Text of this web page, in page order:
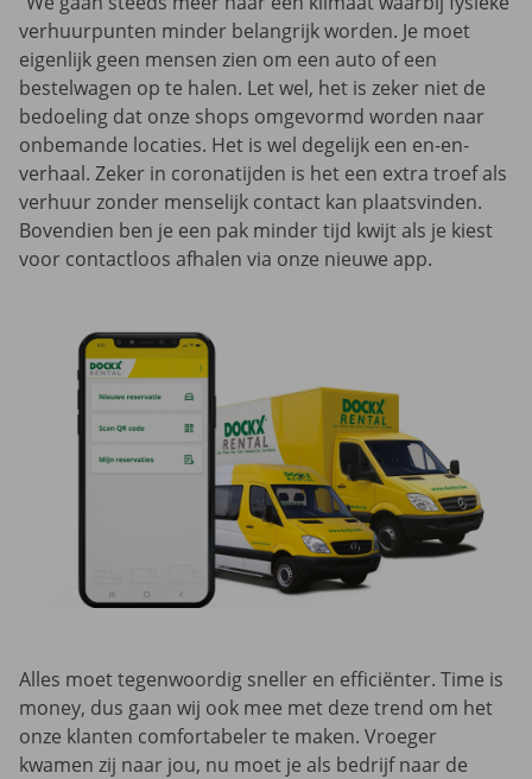
verhuurpunten minder belangrijk worden. Je moet
eigenlijk geen mensen zien om een auto of een
bestelwagen op te halen. Let wel, het is zeker niet de
bedoeling dat onze shops omgevormd worden naar
onbemande locaties. Het is wel degelijk een en-en-
verhaal. Zeker in coronatijden is het een extra troef als
verhuur zonder menselijk contact kan plaatsvinden.
Bovendien ben je een pak minder tijd kwijt als je kiest
voor contactloos afhalen via onze nieuwe app.
Alles moet tegenwoordig sneller en efficiënter. Time is
money, dus gaan wij ook mee met deze trend om het
onze klanten comfortabeler te maken. Vroeger
kwamen zij naar jou, nu moet je als bedrijf naar de